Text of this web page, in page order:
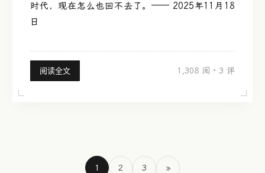
时代，现在怎么也回不去了。—— 2025年11月18
日
阅读全文 1,308 阅 · 3 评
1 2 3 »